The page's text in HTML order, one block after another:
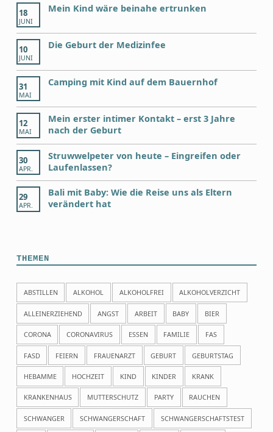
18
JUNI
Mein Kind wäre beinahe ertrunken
10
JUNI
Die Geburt der Medizinfee
31
MAI
Camping mit Kind auf dem Bauernhof
12
MAI
Mein erster intimer Kontakt – erst 3 Jahre
nach der Geburt
30
APR.
Struwwelpeter von heute – Eingreifen oder
Laufenlassen?
29
APR.
Bali mit Baby: Wie die Reise uns als Eltern
verändert hat
THEMEN
ABSTILLEN ALKOHOL ALKOHOLFREI ALKOHOLVERZICHT
ALLEINERZIEHEND ANGST ARBEIT BABY BIER
CORONA CORONAVIRUS ESSEN FAMILIE FAS
FASD FEIERN FRAUENARZT GEBURT GEBURTSTAG
HEBAMME HOCHZEIT KIND KINDER KRANK
KRANKENHAUS MUTTERSCHUTZ PARTY RAUCHEN
SCHWANGER SCHWANGERSCHAFT SCHWANGERSCHAFTSTEST